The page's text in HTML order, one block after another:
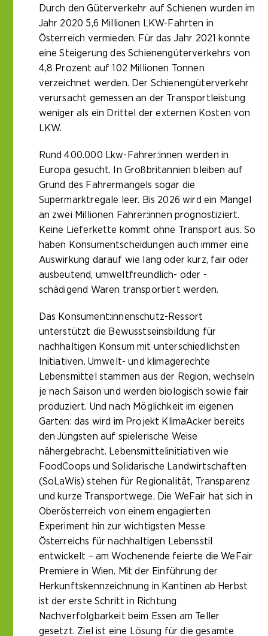
Durch den Güterverkehr auf Schienen wurden im
Jahr 2020 5,6 Millionen LKW-Fahrten in
Österreich vermieden. Für das Jahr 2021 konnte
eine Steigerung des Schienengüterverkehrs von
4,8 Prozent auf 102 Millionen Tonnen
verzeichnet werden. Der Schienengüterverkehr
verursacht gemessen an der Transportleistung
weniger als ein Drittel der externen Kosten von
LKW.
Rund 400.000 Lkw-Fahrer:innen werden in
Europa gesucht. In Großbritannien bleiben auf
Grund des Fahrermangels sogar die
Supermarktregale leer. Bis 2026 wird ein Mangel
an zwei Millionen Fahrer:innen prognostiziert.
Keine Lieferkette kommt ohne Transport aus. So
haben Konsumentscheidungen auch immer eine
Auswirkung darauf wie lang oder kurz, fair oder
ausbeutend, umweltfreundlich- oder -
schädigend Waren transportiert werden.
Das Konsument:innenschutz-Ressort
unterstützt die Bewusstseinsbildung für
nachhaltigen Konsum mit unterschiedlichsten
Initiativen. Umwelt- und klimagerechte
Lebensmittel stammen aus der Region, wechseln
je nach Saison und werden biologisch sowie fair
produziert. Und nach Möglichkeit im eigenen
Garten: das wird im Projekt KlimaAcker bereits
den Jüngsten auf spielerische Weise
nähergebracht. Lebensmittelinitiativen wie
FoodCoops und Solidarische Landwirtschaften
(SoLaWis) stehen für Regionalität, Transparenz
und kurze Transportwege. Die WeFair hat sich in
Oberösterreich von einem engagierten
Experiment hin zur wichtigsten Messe
Österreichs für nachhaltigen Lebensstil
entwickelt – am Wochenende feierte die WeFair
Premiere in Wien. Mit der Einführung der
Herkunftskennzeichnung in Kantinen ab Herbst
ist der erste Schritt in Richtung
Nachverfolgbarkeit beim Essen am Teller
gesetzt. Ziel ist eine Lösung für die gesamte